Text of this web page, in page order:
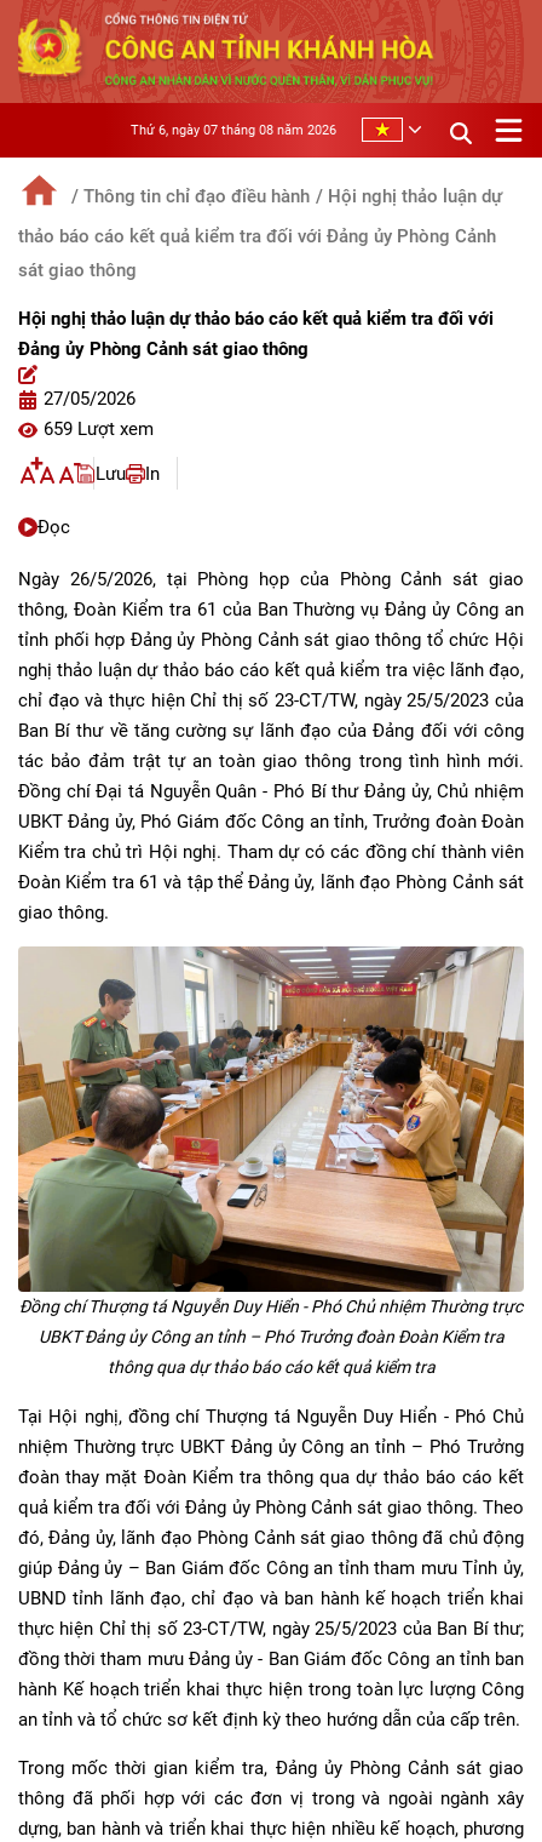
Thứ 6, ngày 07 tháng 08 năm 2026
/ Thông tin chỉ đạo điều hành / Hội nghị thảo luận dự
thảo báo cáo kết quả kiểm tra đối với Đảng ủy Phòng Cảnh
sát giao thông
Hội nghị thảo luận dự thảo báo cáo kết quả kiểm tra đối với
Đảng ủy Phòng Cảnh sát giao thông
27/05/2026
659 Lượt xem
Lưu In
Đọc
Ngày 26/5/2026, tại Phòng họp của Phòng Cảnh sát giao
thông, Đoàn Kiểm tra 61 của Ban Thường vụ Đảng ủy Công an
tỉnh phối hợp Đảng ủy Phòng Cảnh sát giao thông tổ chức Hội
nghị thảo luận dự thảo báo cáo kết quả kiểm tra việc lãnh đạo,
chỉ đạo và thực hiện Chỉ thị số 23-CT/TW, ngày 25/5/2023 của
Ban Bí thư về tăng cường sự lãnh đạo của Đảng đối với công
tác bảo đảm trật tự an toàn giao thông trong tình hình mới.
Đồng chí Đại tá Nguyễn Quân - Phó Bí thư Đảng ủy, Chủ nhiệm
UBKT Đảng ủy, Phó Giám đốc Công an tỉnh, Trưởng đoàn Đoàn
Kiểm tra chủ trì Hội nghị. Tham dự có các đồng chí thành viên
Đoàn Kiểm tra 61 và tập thể Đảng ủy, lãnh đạo Phòng Cảnh sát
giao thông.
Đồng chí Thượng tá Nguyễn Duy Hiển - Phó Chủ nhiệm Thường trực
UBKT Đảng ủy Công an tỉnh – Phó Trưởng đoàn Đoàn Kiểm tra
thông qua dự thảo báo cáo kết quả kiểm tra
Tại Hội nghị, đồng chí Thượng tá Nguyễn Duy Hiển - Phó Chủ
nhiệm Thường trực UBKT Đảng ủy Công an tỉnh – Phó Trưởng
đoàn thay mặt Đoàn Kiểm tra thông qua dự thảo báo cáo kết
quả kiểm tra đối với Đảng ủy Phòng Cảnh sát giao thông. Theo
đó, Đảng ủy, lãnh đạo Phòng Cảnh sát giao thông đã chủ động
giúp Đảng ủy – Ban Giám đốc Công an tỉnh tham mưu Tỉnh ủy,
UBND tỉnh lãnh đạo, chỉ đạo và ban hành kế hoạch triển khai
thực hiện Chỉ thị số 23-CT/TW, ngày 25/5/2023 của Ban Bí thư;
đồng thời tham mưu Đảng ủy - Ban Giám đốc Công an tỉnh ban
hành Kế hoạch triển khai thực hiện trong toàn lực lượng Công
an tỉnh và tổ chức sơ kết định kỳ theo hướng dẫn của cấp trên.
Trong mốc thời gian kiểm tra, Đảng ủy Phòng Cảnh sát giao
thông đã phối hợp với các đơn vị trong và ngoài ngành xây
dựng, ban hành và triển khai thực hiện nhiều kế hoạch, phương